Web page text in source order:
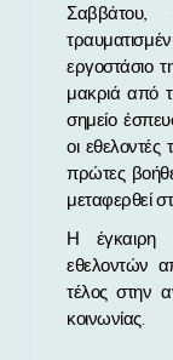
Σαββάτου,
εργοστάσιο
μακριά από
σημείο
οι
πρώτες
μεταφερθεί
Η έγκαιρη
εθελοντών
τέλος στην
κοινωνίας.